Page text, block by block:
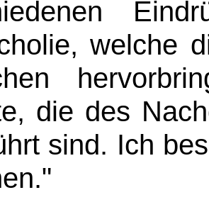
welche
die des
sind. Ich